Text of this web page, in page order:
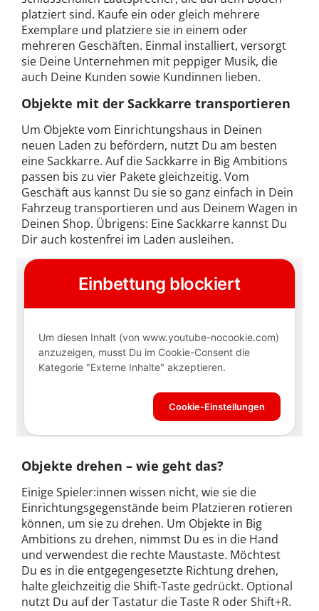
platziert sind. Kaufe ein oder gleich mehrere
Exemplare und platziere sie in einem oder
mehreren Geschäften. Einmal installiert, versorgt
sie Deine Unternehmen mit peppiger Musik, die
auch Deine Kunden sowie Kundinnen lieben.
Objekte mit der Sackkarre transportieren
Um Objekte vom Einrichtungshaus in Deinen
neuen Laden zu befördern, nutzt Du am besten
eine Sackkarre. Auf die Sackkarre in Big Ambitions
passen bis zu vier Pakete gleichzeitig. Vom
Geschäft aus kannst Du sie so ganz einfach in Dein
Fahrzeug transportieren und aus Deinem Wagen in
Deinen Shop. Übrigens: Eine Sackkarre kannst Du
Dir auch kostenfrei im Laden ausleihen.
Objekte drehen – wie geht das?
Einige Spieler:innen wissen nicht, wie sie die
Einrichtungsgegenstände beim Platzieren rotieren
können, um sie zu drehen. Um Objekte in Big
Ambitions zu drehen, nimmst Du es in die Hand
und verwendest die rechte Maustaste. Möchtest
Du es in die entgegengesetzte Richtung drehen,
halte gleichzeitig die Shift-Taste gedrückt. Optional
nutzt Du auf der Tastatur die Taste R oder Shift+R.